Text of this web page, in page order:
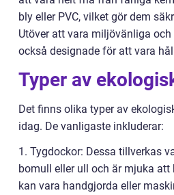
bly eller PVC, vilket gör dem
Utöver att vara miljövänliga
också designade för att vara
Typer av
Det finns olika typer av
idag. De vanligaste inkluderar:
1. Tygdockor: Dessa tillverkas
bomull eller ull och är mjuka
kan vara handgjorda eller